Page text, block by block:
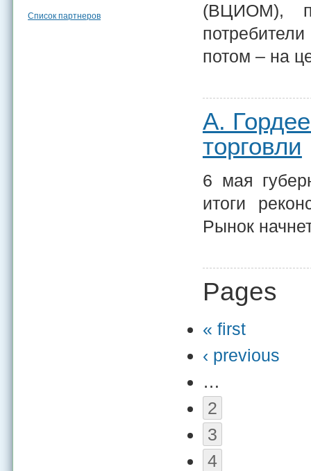
(ВЦИОМ),
потом – на
А.
торговли
6 мая
итоги
Рынок
Pages
« first
‹ previous
…
2
3
4
Список партнеров